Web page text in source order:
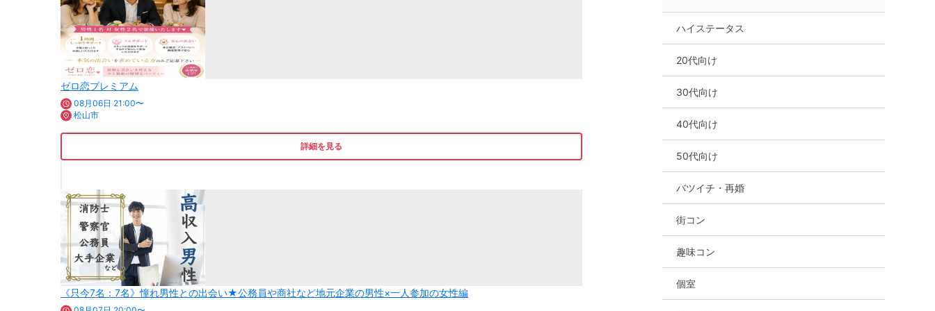
ゼロ恋プレミアム
08月06日 21:00〜
松山市
詳細を見る
《只今7名：7名》憧れ男性との出会い★公務員や商社など地元企業の男性×一人参加の女性編
ハイステータス
20代向け
30代向け
40代向け
50代向け
バツイチ・再婚
街コン
趣味コン
個室